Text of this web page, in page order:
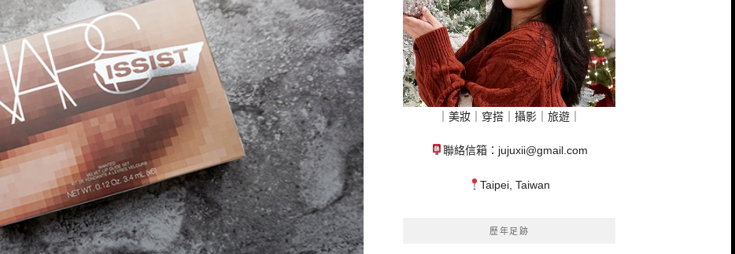
｜美妝｜穿搭｜攝影｜旅遊｜
聯絡信箱： jujuxii@gmail.com
Taipei, Taiwan
歷年足跡